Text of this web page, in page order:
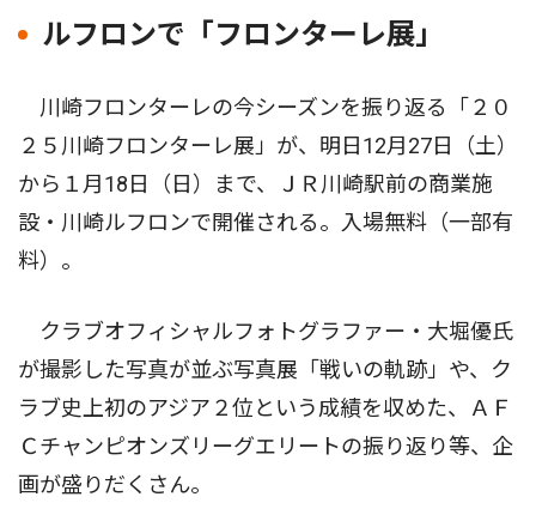
ルフロンで「フロンターレ展」
川崎フロンターレの今シーズンを振り返る「２０
２５川崎フロンターレ展」が、明日12月27日（土）
から１月18日（日）まで、ＪＲ川崎駅前の商業施
設・川崎ルフロンで開催される。入場無料（一部有
料）。
クラブオフィシャルフォトグラファー・大堀優氏
が撮影した写真が並ぶ写真展「戦いの軌跡」や、ク
ラブ史上初のアジア２位という成績を収めた、ＡＦ
Ｃチャンピオンズリーグエリートの振り返り等、企
画が盛りだくさん。